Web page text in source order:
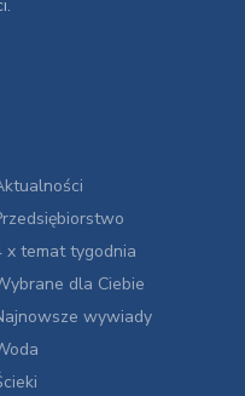
x temat tygodnia
dla Ciebie
wywiady